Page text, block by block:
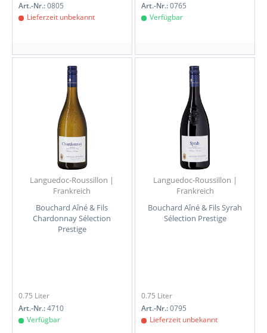
Art.-Nr.:0805
Lieferzeit unbekannt
Art.-Nr.:0765
Verfügbar
Languedoc-Roussillon |
Frankreich
Bouchard Aîné & Fils
Chardonnay Sélection
Prestige
0.75 Liter
Art.-Nr.:4710
Verfügbar
Languedoc-Roussillon |
Frankreich
Bouchard Aîné & Fils Syrah
Sélection Prestige
0.75 Liter
Art.-Nr.:0795
Lieferzeit unbekannt